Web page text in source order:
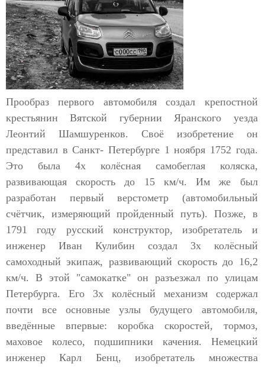
Прообраз первого автомобиля создал крепостной
крестьянин Вятской губернии Яранского уезда
Леонтий Шамшуренков. Своё изобретение он
представил в Санкт- Петербурге 1 ноября 1752 года.
Это была 4х колёсная самобеглая коляска,
развивающая скорость до 15 км/ч. Им же был
разработан первый верстометр (автомобильный
счётчик, измеряющий пройденный путь). Позже, в
1791 году русский конструктор, изобретатель и
инженер Иван Кулибин создал 3х колёсный
самоходный экипаж, развивающий скорость до 16,2
км/ч. В этой "самокатке" он разъезжал по улицам
Петербурга. Его 3х колёсный механизм содержал
почти все основные узлы будущего автомобиля,
введённые впервые: коробка скоростей, тормоз,
маховое колесо, подшипники качения. Немецкий
инженер Карл Бенц, изобретатель множества